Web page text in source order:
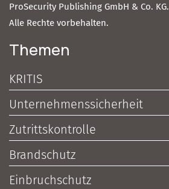
ProSecurity Publishing GmbH & Co. KG.
Alle Rechte vorbehalten.
Themen
KRITIS
Unternehmenssicherheit
Zutrittskontrolle
Brandschutz
Einbruchschutz